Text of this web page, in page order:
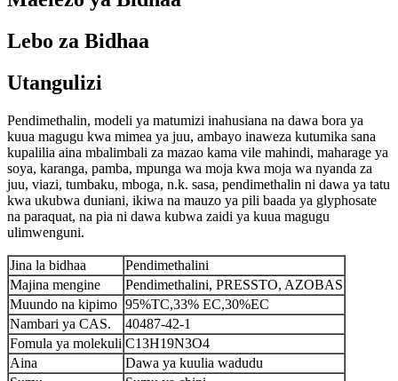
Lebo za Bidhaa
Utangulizi
Pendimethalin, modeli ya matumizi inahusiana na dawa bora ya
kuua magugu kwa mimea ya juu, ambayo inaweza kutumika sana
kupalilia aina mbalimbali za mazao kama vile mahindi, maharage ya
soya, karanga, pamba, mpunga wa moja kwa moja wa nyanda za
juu, viazi, tumbaku, mboga, n.k. sasa, pendimethalin ni dawa ya tatu
kwa ukubwa duniani, ikiwa na mauzo ya pili baada ya glyphosate
na paraquat, na pia ni dawa kubwa zaidi ya kuua magugu
ulimwenguni.
Jina la bidhaa
Pendimethalini
Majina mengine
Pendimethalini, PRESSTO, AZOBAS
Muundo na kipimo 95%TC,33% EC,30%EC
Nambari ya CAS.
40487-42-1
Fomula ya molekuli C13H19N3O4
Aina
Dawa ya kuulia wadudu